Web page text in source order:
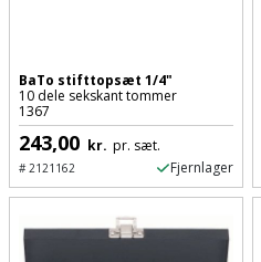
Tømrervinkel
Tragt
Ud-
aftrækker
Rundsav
Rundsavsklinge
Rystepudser
Rystepudsertilbehør
Støvsuger
Strygejern
Terrassevarmer
Tømidler
BaTo stifttopsæt 1/4"
10 dele sekskant tommer
1367
243,00 kr. pr. sæt.
#2121162 Fjernlager